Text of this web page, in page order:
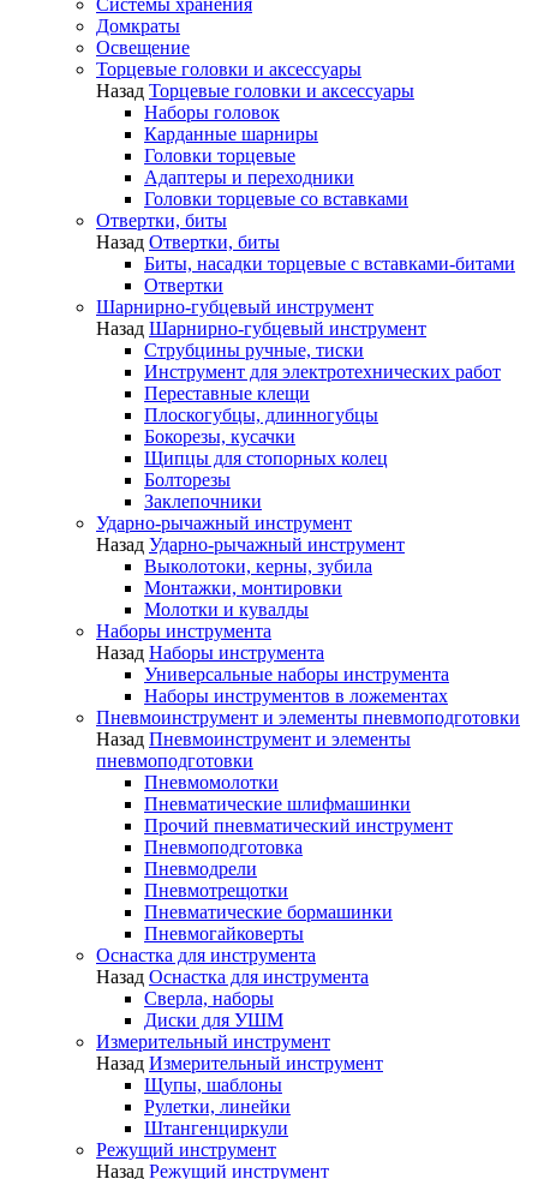
Домкраты
Освещение
Торцевые головки и аксессуары
Назад Торцевые головки и аксессуары
Наборы головок
Карданные шарниры
Головки торцевые
Адаптеры и переходники
Головки торцевые со вставками
Отвертки, биты
Назад Отвертки, биты
Биты, насадки торцевые с вставками-битами
Отвертки
Шарнирно-губцевый инструмент
Назад Шарнирно-губцевый инструмент
Струбцины ручные, тиски
Инструмент для электротехнических работ
Переставные клещи
Плоскогубцы, длинногубцы
Бокорезы, кусачки
Щипцы для стопорных колец
Болторезы
Заклепочники
Ударно-рычажный инструмент
Назад Ударно-рычажный инструмент
Выколотоки, керны, зубила
Монтажки, монтировки
Молотки и кувалды
Наборы инструмента
Назад Наборы инструмента
Универсальные наборы инструмента
Наборы инструментов в ложементах
Пневмоинструмент и элементы пневмоподготовки
Назад Пневмоинструмент и элементы
пневмоподготовки
Пневмомолотки
Пневматические шлифмашинки
Прочий пневматический инструмент
Пневмоподготовка
Пневмодрели
Пневмотрещотки
Пневматические бормашинки
Пневмогайковерты
Оснастка для инструмента
Назад Оснастка для инструмента
Сверла, наборы
Диски для УШМ
Измерительный инструмент
Назад Измерительный инструмент
Щупы, шаблоны
Рулетки, линейки
Штангенциркули
Режущий инструмент
Назад Режущий инструмент